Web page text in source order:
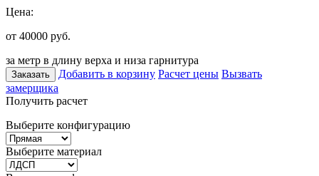
Цена:
от 40000 руб.
за метр в длину верха и низа гарнитура
Заказать Добавить в корзину Расчет цены Вызвать
замерщика
Получить расчет
Выберите конфигурацию
Выберите материал